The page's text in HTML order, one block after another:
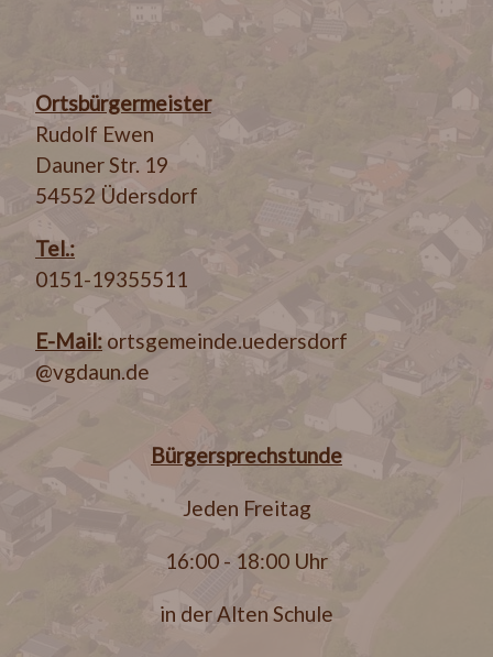
Ortsbürgermeister
Rudolf Ewen
Dauner Str. 19
54552 Üdersdorf
Tel.:
0151-19355511
E-Mail: ortsgemeinde.uedersdorf
@vgdaun.de
Bürgersprechstunde
Jeden Freitag
16:00 - 18:00 Uhr
in der Alten Schule